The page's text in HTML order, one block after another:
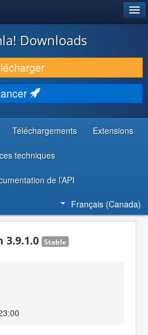
Downloads
Téléchargements Extensions
techniques
de l’API
Français (Canada)
3.9.1.0 Stable